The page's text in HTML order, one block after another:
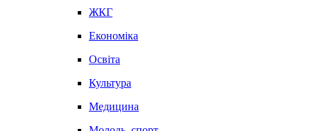
ЖКГ
Економіка
Освіта
Культура
Медицина